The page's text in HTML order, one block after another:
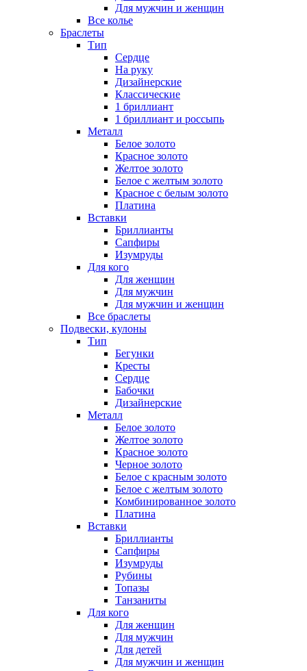
Для мужчин и женщин
Все колье
Браслеты
Тип
Сердце
На руку
Дизайнерские
Классические
1 бриллиант
1 бриллиант и россыпь
Металл
Белое золото
Красное золото
Желтое золото
Белое с желтым золото
Красное с белым золото
Платина
Вставки
Бриллианты
Сапфиры
Изумруды
Для кого
Для женщин
Для мужчин
Для мужчин и женщин
Все браслеты
Подвески, кулоны
Тип
Бегунки
Кресты
Сердце
Бабочки
Дизайнерские
Металл
Белое золото
Желтое золото
Красное золото
Черное золото
Белое с красным золото
Белое с желтым золото
Комбинированное золото
Платина
Вставки
Бриллианты
Сапфиры
Изумруды
Рубины
Топазы
Танзаниты
Для кого
Для женщин
Для мужчин
Для детей
Для мужчин и женщин